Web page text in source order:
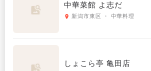
中華菜館 よ志だ
新潟市東区 ・ 中華料理
しょこら亭 亀田店